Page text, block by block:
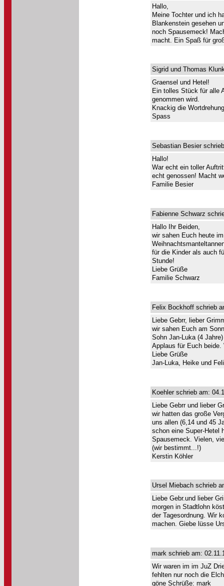
Hallo,
Meine Tochter und ich
Blankenstein gesehen
noch Spausemeck!
macht. Ein Spaß für
Sigrid und Thomas
Graensel und Hetel!
Ein tolles Stück für alle
genommen wird.
Knackig die
Spass
Sebastian Besier
Hallo!
War echt ein toller
echt genossen! Macht
Familie Besier
Fabienne Schwarz
Hallo Ihr Beiden,
wir sahen Euch heute
für die Kinder als auch
Stunde!
Liebe Grüße
Familie Schwarz
Felix Bockhoff schrieb
Liebe Gebrr, lieber
wir sahen Euch am
Sohn Jan-Luka (4
Applaus für Euch
Liebe Grüße
Jan-Luka, Heike und
Koehler schrieb am:
Liebe Gebrr und lieber
wir hatten das große
uns allen (6,14 und 45
schon eine Super-Hetel
Spausemeck. Vielen,
(wir bestimmt...!)
Kerstin Köhler
Ursel Miebach schrieb
Liebe Gebr.und lieber
morgen in Stadtlohn
der Tagesordnung. Wir
machen. Giebe lüsse
mark schrieb am:
Wir waren im im JuZ
fehlten nur noch die
göne Schrüße: mark